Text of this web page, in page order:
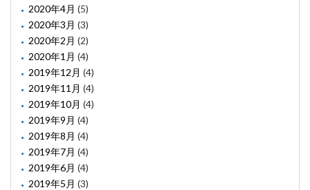
2020年4月 (5)
2020年3月 (3)
2020年2月 (2)
2020年1月 (4)
2019年12月 (4)
2019年11月 (4)
2019年10月 (4)
2019年9月 (4)
2019年8月 (4)
2019年7月 (4)
2019年6月 (4)
2019年5月 (3)